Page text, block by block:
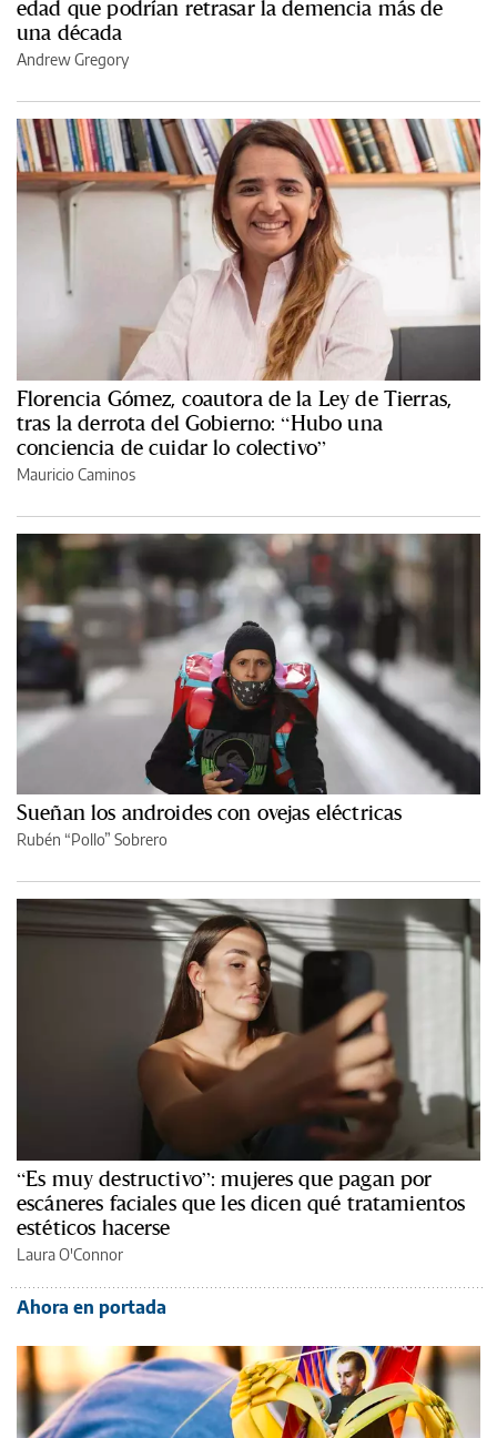
edad que podrían retrasar la demencia más de
una década
Andrew Gregory
Florencia Gómez, coautora de la Ley de Tierras,
tras la derrota del Gobierno: “Hubo una
conciencia de cuidar lo colectivo”
Mauricio Caminos
Sueñan los androides con ovejas eléctricas
Rubén “Pollo” Sobrero
“Es muy destructivo”: mujeres que pagan por
escáneres faciales que les dicen qué tratamientos
estéticos hacerse
Laura O'Connor
Ahora en portada